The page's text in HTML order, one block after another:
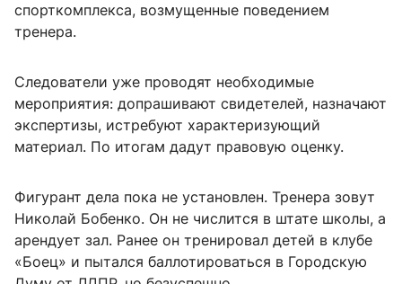
спорткомплекса, возмущенные поведением
тренера.
Следователи уже проводят необходимые
мероприятия: допрашивают свидетелей, назначают
экспертизы, истребуют характеризующий
материал. По итогам дадут правовую оценку.
Фигурант дела пока не установлен. Тренера зовут
Николай Бобенко. Он не числится в штате школы, а
арендует зал. Ранее он тренировал детей в клубе
«Боец» и пытался баллотироваться в Городскую